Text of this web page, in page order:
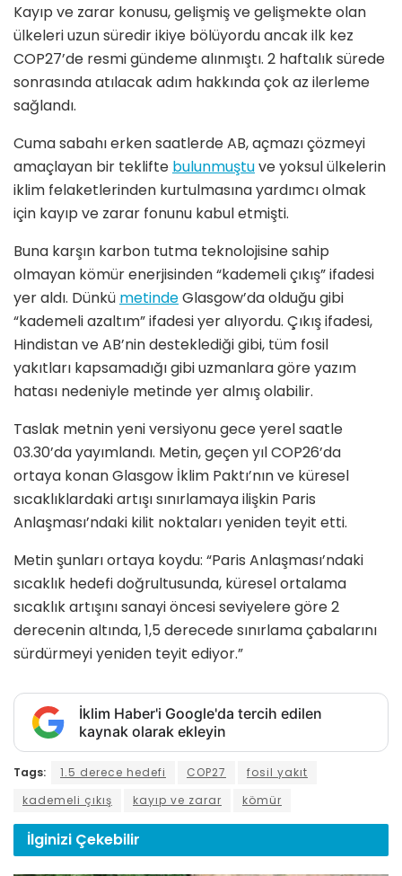
Kayıp ve zarar konusu, gelişmiş ve gelişmekte olan
ülkeleri uzun süredir ikiye bölüyordu ancak ilk kez
COP27’de resmi gündeme alınmıştı. 2 haftalık sürede
sonrasında atılacak adım hakkında çok az ilerleme
sağlandı.
Cuma sabahı erken saatlerde AB, açmazı çözmeyi
amaçlayan bir teklifte bulunmuştuve yoksul ülkelerin
iklim felaketlerinden kurtulmasına yardımcı olmak
için kayıp ve zarar fonunu kabul etmişti.
Buna karşın karbon tutma teknolojisine sahip
olmayan kömür enerjisinden “kademeli çıkış” ifadesi
yer aldı. Dünkü metindeGlasgow’da olduğu gibi
“kademeli azaltım” ifadesi yer alıyordu. Çıkış ifadesi,
Hindistan ve AB’nin desteklediği gibi, tüm fosil
yakıtları kapsamadığı gibi uzmanlara göre yazım
hatası nedeniyle metinde yer almış olabilir.
Taslak metnin yeni versiyonu gece yerel saatle
03.30’da yayımlandı. Metin, geçen yıl COP26’da
ortaya konan Glasgow İklim Paktı’nın ve küresel
sıcaklıklardaki artışı sınırlamaya ilişkin Paris
Anlaşması’ndaki kilit noktaları yeniden teyit etti.
Metin şunları ortaya koydu: “Paris Anlaşması’ndaki
sıcaklık hedefi doğrultusunda, küresel ortalama
sıcaklık artışını sanayi öncesi seviyelere göre 2
derecenin altında, 1,5 derecede sınırlama çabalarını
sürdürmeyi yeniden teyit ediyor.”
İklim Haber'i Google'da tercih edilen
kaynak olarak ekleyin
Tags: 1.5 derece hedefi COP27
fosil yakıt
kademeli çıkış
kayıp ve zarar kömür
İlginizi Çekebilir